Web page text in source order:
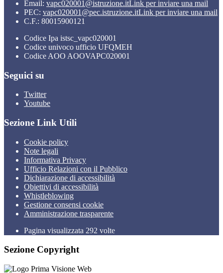
Email: vapc020001@istruzione.itLink per inviare una mail
PEC: vapc020001@pec.istruzione.itLink per inviare una mail
C.F.: 80015900121
Codice Ipa istsc_vapc020001
Codice univoco ufficio UFQMEH
Codice AOO AOOVAPC020001
Seguici su
Twitter
Youtube
Sezione Link Utili
Cookie policy
Note legali
Informativa Privacy
Ufficio Relazioni con il Pubblico
Dichiarazione di accessibilità
Obiettivi di accessibilità
Whistleblowing
Gestione consensi cookie
Amministrazione trasparente
Pagina visualizzata 292 volte
Sezione Copyright